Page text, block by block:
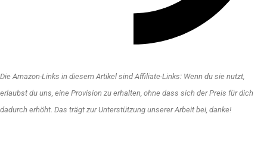
Die Amazon-Links in diesem Artikel sind Affiliate-Links: Wenn du sie nutzt,
erlaubst du uns, eine Provision zu erhalten, ohne dass sich der Preis für dich
dadurch erhöht. Das trägt zur Unterstützung unserer Arbeit bei, danke!